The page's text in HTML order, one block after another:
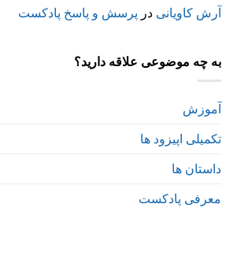
آرش کاویانی در پرسش و پاسخ پادکست
به چه موضوعی علاقه دارید؟
آموزش
تکمیلی اپیزود ها
داستان ها
معرفی پادکست